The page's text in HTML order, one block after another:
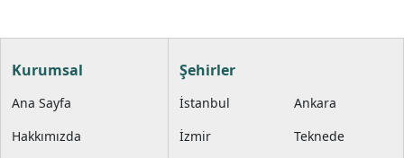
havai fişek gösterileriyle
başlangıç yapmanızı
ekibimiz ve kaliteli hizmet
benzersiz Boğaz turunda,
Kurumsal
Ana Sayfa
Hakkımızda
Şehirler
İstanbul
Ankara
İzmir
Teknede